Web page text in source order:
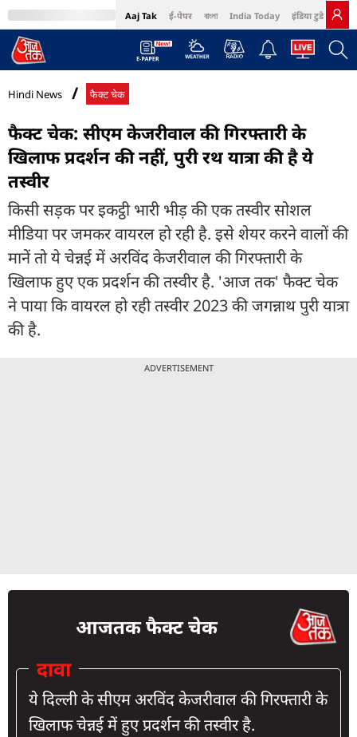
Aaj Tak ई-पेपर বাংলা India Today इंडिया टुडे हिंदी
MumbaiTak Cosmopolitan Harper's Bazaar Northeast
Hindi News फैक्ट चेक
फैक्ट चेक: सीएम केजरीवाल की गिरफ्तारी के
खिलाफ प्रदर्शन की नहीं, पुरी रथ यात्रा की है ये
तस्वीर
किसी सड़क पर इकट्ठी भारी भीड़ की एक तस्वीर सोशल
मीडिया पर जमकर वायरल हो रही है. इसे शेयर करने वालों की
मानें तो ये चेन्नई में अरविंद केजरीवाल की गिरफ्तारी के
खिलाफ हुए एक प्रदर्शन की तस्वीर है. 'आज तक' फैक्ट चेक
ने पाया कि वायरल हो रही तस्वीर 2023 की जगन्नाथ पुरी यात्रा
की है.
ADVERTISEMENT
आजतक फैक्ट चेक
दावा
ये दिल्ली के सीएम अरविंद केजरीवाल की गिरफ्तारी के
खिलाफ चेन्नई में हुए प्रदर्शन की तस्वीर है.